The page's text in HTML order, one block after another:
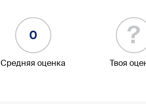
0
Средняя оценка
?
Твоя